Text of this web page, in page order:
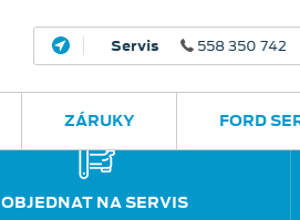
Servis 558 350 742
ZÁRUKY FORD
OBJEDNAT NA SERVIS